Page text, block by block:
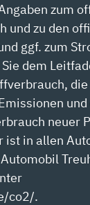
zum
und zu den
ggf. zum
dem
und
neuer
ist in allen
co2/.